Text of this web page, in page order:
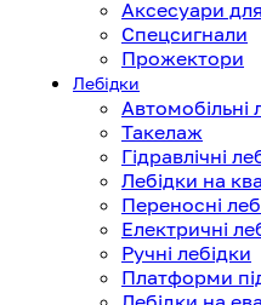
Аксесуари
Спецсигнали
Прожектори
Лебідки
Автомобільні
Такелаж
Гідравлічні
Лебідки на
Переносні
Електричні
Ручні лебідки
Платформи